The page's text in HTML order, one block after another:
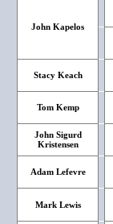
John Kapelos
Stacy Keach
Tom Kemp
John Sigurd
Kristensen
Adam Lefevre
Mark Lewis